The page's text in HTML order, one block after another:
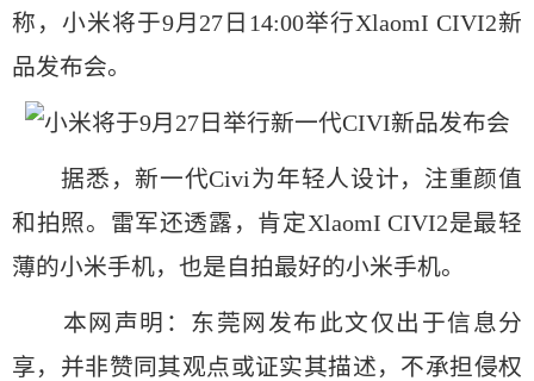
称，小米将于9月27日14:00举行XlaomI CIVI2新
品发布会。
据悉，新一代Civi为年轻人设计，注重颜值
和拍照。雷军还透露，肯定XlaomI CIVI2是最轻
薄的小米手机，也是自拍最好的小米手机。
本网声明：东莞网发布此文仅出于信息分
享，并非赞同其观点或证实其描述，不承担侵权